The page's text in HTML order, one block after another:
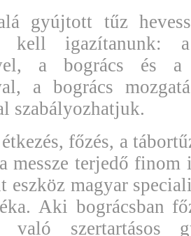
gyújtott tűz
kell
a bogrács és
a bogrács
szabályozhatjuk.
főzés, a
messze terjedő
eszköz magyar
Aki bográcsban
való szertartásos